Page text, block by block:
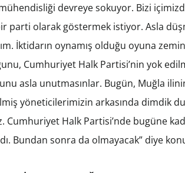
devreye sokuyor. Bizi
parti olarak göstermek istiyor. Asla
İktidarın oynamış olduğu oyuna
Cumhuriyet Halk Partisi’nin yok
asla unutmasınlar. Bugün, Muğla
yöneticilerimizin arkasında dimdik
Cumhuriyet Halk Partisi’nde bugüne
Bundan sonra da olmayacak” diye